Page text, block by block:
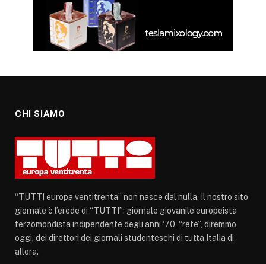
CHI SIAMO
“TUTTI europa ventitrenta” non nasce dal nulla. Il nostro sito
giornale è l’erede di “TUTTI”: giornale giovanile europeista
terzomondista indipendente degli anni ‘70, “rete”, diremmo
oggi, dei direttori dei giornali studenteschi di tutta Italia di
allora.